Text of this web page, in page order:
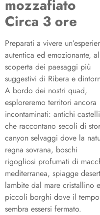
mozzafiato
Circa 3 ore
Preparati a vivere
autentica ed emozionante,
scoperta dei paesaggi più
suggestivi di Ribera e
A bordo dei nostri quad,
esploreremo territori ancora
incontaminati: antichi castelli
che raccontano secoli di
canyon selvaggi dove la
regna sovrana, boschi
rigogliosi profumati di
mediterranea, spiagge
lambite dal mare cristallino e
piccoli borghi dove il tempo
sembra essersi fermato.